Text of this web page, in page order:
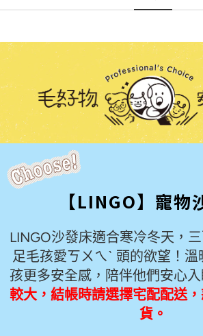
【LINGO】寵物
LINGO沙發床適合寒冷冬天，
足毛孩愛ㄎㄨㄟˋ 頭的欲望！
孩更多安全感，陪伴他們安心入
較大，結帳時請選擇宅配配送
貨。